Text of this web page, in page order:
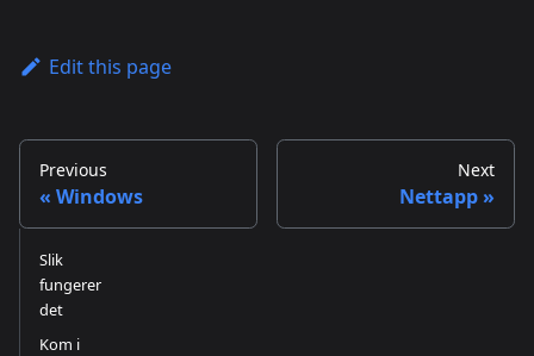
Edit this page
Previous
Windows
Next
Nettapp
Slik
fungerer
det
Kom i